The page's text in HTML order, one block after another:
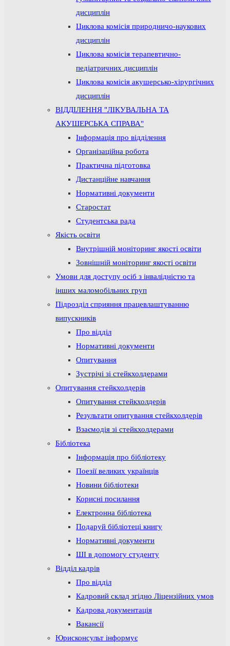
дисциплін
Циклова комісія природничо-наукових
дисциплін
Циклова комісія терапевтично-
педіатричних дисциплін
Циклова комісія акушерсько-хірургічних
дисциплін
ВІДДІЛЕННЯ "ЛІКУВАЛЬНА ТА
АКУШЕРСЬКА СПРАВА"
Інформація про відділення
Організаційна робота
Практична підготовка
Дистанційне навчання
Нормативні документи
Старостат
Студентська рада
Якість освіти
Внутрішній моніторинг якості освіти
Зовнішній моніторинг якості освіти
Умови для доступу осіб з інвалідністю та
інших маломобільних груп
Підрозділ сприяння працевлаштуванню
випускників
Про відділ
Нормативні документи
Опитування
Зустрічі зі стейкхолдерами
Опитування стейкхолдерів
Опитування стейкхолдерів
Результати опитування стейкхолдерів
Взаємодія зі стейкхолдерами
Бібліотека
Інформація про бібліотеку
Поезії великих українців
Новини бібліотеки
Корисні посилання
Електронна бібліотека
Подаруй бібліотеці книгу
Нормативні документи
ШІ в допомогу студенту
Відділ кадрів
Про відділ
Кадровий склад згідно Ліцензійних умов
Кадрова документація
Вакансії
Юрисконсульт інформує